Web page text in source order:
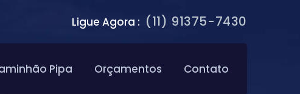
Ligue Agora : (11) 91375-7430
Pipa Orçamentos Contato